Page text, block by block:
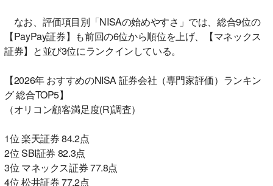
なお、評価項目別「NISAの始めやすさ」では、総合9位の
【PayPay証券】も前回の6位から順位を上げ、【マネックス
証券】と並び3位にランクインしている。
【2026年 おすすめのNISA 証券会社（専門家評価）ランキン
グ 総合TOP5】
（オリコン顧客満足度(R)調査）
1位 楽天証券 84.2点
2位 SBI証券 82.3点
3位 マネックス証券 77.8点
4位 松井証券 77.2点